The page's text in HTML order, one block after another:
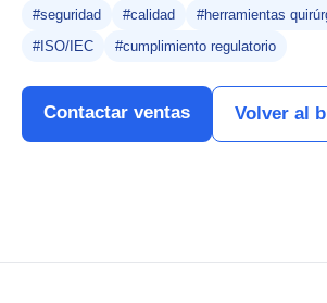
#seguridad #calidad
#herramientas
#ISO/IEC
#cumplimiento regulatorio
Contactar ventas Volver al